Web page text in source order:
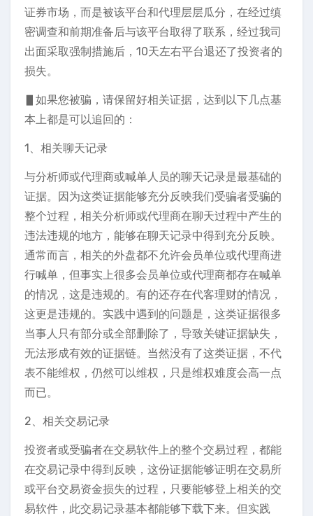
证券市场，而是被该平台和代理层层瓜分，在经过缜
密调查和前期准备后与该平台取得了联系，经过我司
出面采取强制措施后，10天左右平台退还了投资者的
损失。
▋如果您被骗，请保留好相关证据，达到以下几点基
本上都是可以追回的：
1、相关聊天记录
与分析师或代理商或喊单人员的聊天记录是最基础的
证据。因为这类证据能够充分反映我们受骗者受骗的
整个过程，相关分析师或代理商在聊天过程中产生的
违法违规的地方，能够在聊天记录中得到充分反映。
通常而言，相关的外盘都不允许会员单位或代理商进
行喊单，但事实上很多会员单位或代理商都存在喊单
的情况，这是违规的。有的还存在代客理财的情况，
这更是违规的。实践中遇到的问题是，这类证据很多
当事人只有部分或全部删除了，导致关键证据缺失，
无法形成有效的证据链。当然没有了这类证据，不代
表不能维权，仍然可以维权，只是维权难度会高一点
而已。
2、相关交易记录
投资者或受骗者在交易软件上的整个交易过程，都能
在交易记录中得到反映，这份证据能够证明在交易所
或平台交易资金损失的过程，只要能够登上相关的交
易软件，此交易记录基本都能够下载下来。但实践